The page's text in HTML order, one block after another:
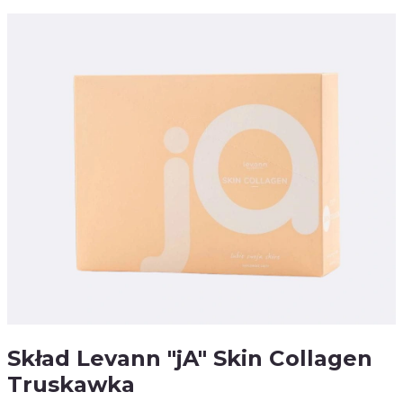
Skład Levann "jA" Skin Collagen
Truskawka